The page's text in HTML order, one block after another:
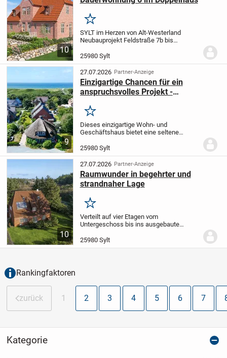
10
Merken
SYLT im Herzen von Alt-Westerland
Neubauprojekt Feldstraße 7b bis
einem Mehrfamilienhaus mit 1
Dauerwohnungund 3 Ferienwohnungen
sowie einem Doppelhaus mit 1...
25980 Sylt
9
27.07.2026 Partner-Anzeige
Einzigartige Chancen für ein
anspruchsvolles Projekt -
Merken
Dieses einzigartige Wohn- und
Geschäftshaus bietet eine seltene
und vielseitigen Nutzungsmöglichkeiten.
Erbaut im Jahr 1934 auf einem
großzügigen ca. 1.206 m²...
25980 Sylt
10
27.07.2026 Partner-Anzeige
Raumwunder in begehrter und
strandnaher Lage
Merken
Verteilt auf vier Etagen vom
Untergeschoss bis ins ausgebaute
vielseitige Möglichkeiten.
Haus in drei Wohneinheiten gegliedert -
25980 Sylt
Rankingfaktoren
zurück 1 2 3 4 5 6 7
Kategorie